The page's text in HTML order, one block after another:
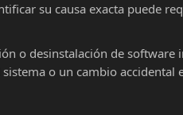
su causa exacta puede
o desinstalación de
o un cambio accidental